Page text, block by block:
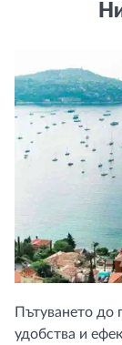
Пътуването до
удобства и